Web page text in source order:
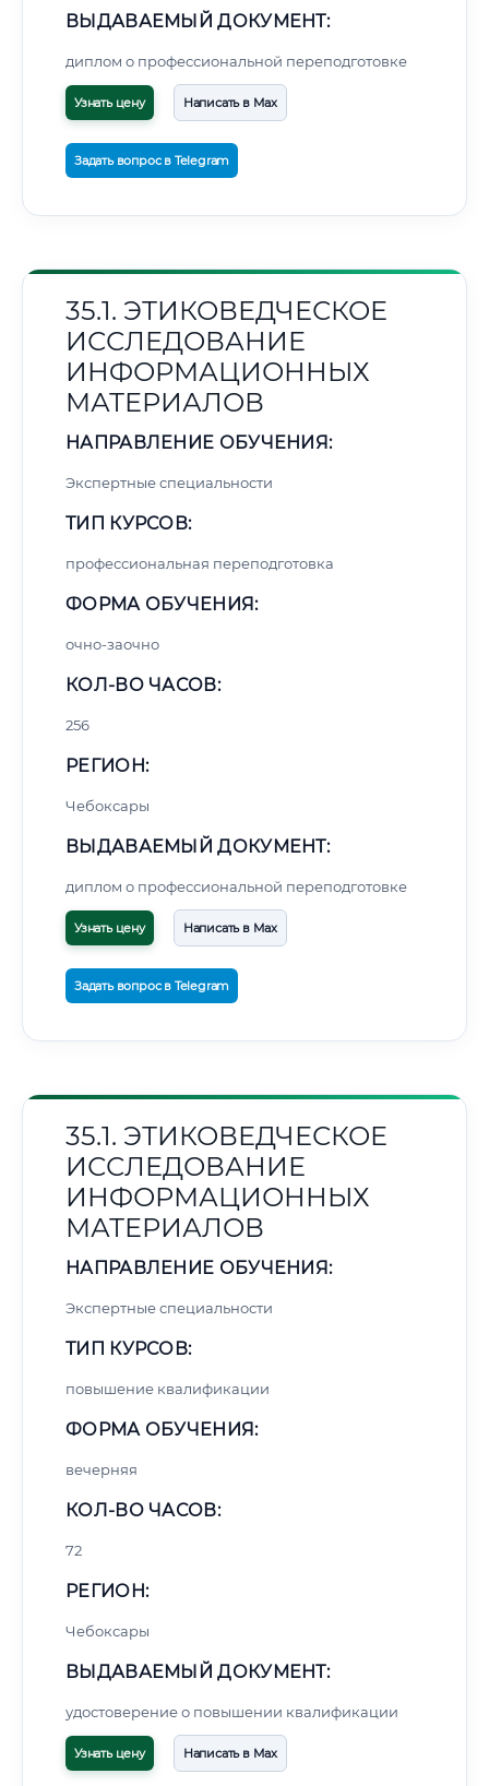
ВЫДАВАЕМЫЙ ДОКУМЕНТ:
диплом о профессиональной переподготовке
Узнать цену Написать в Max
Задать вопрос в Telegram
35.1. ЭТИКОВЕДЧЕСКОЕ
ИССЛЕДОВАНИЕ
ИНФОРМАЦИОННЫХ
МАТЕРИАЛОВ
НАПРАВЛЕНИЕ ОБУЧЕНИЯ:
Экспертные специальности
ТИП КУРСОВ:
профессиональная переподготовка
ФОРМА ОБУЧЕНИЯ:
очно-заочно
КОЛ-ВО ЧАСОВ:
256
РЕГИОН:
Чебоксары
ВЫДАВАЕМЫЙ ДОКУМЕНТ:
диплом о профессиональной переподготовке
Узнать цену Написать в Max
Задать вопрос в Telegram
35.1. ЭТИКОВЕДЧЕСКОЕ
ИССЛЕДОВАНИЕ
ИНФОРМАЦИОННЫХ
МАТЕРИАЛОВ
НАПРАВЛЕНИЕ ОБУЧЕНИЯ:
Экспертные специальности
ТИП КУРСОВ:
повышение квалификации
ФОРМА ОБУЧЕНИЯ:
вечерняя
КОЛ-ВО ЧАСОВ:
72
РЕГИОН:
Чебоксары
ВЫДАВАЕМЫЙ ДОКУМЕНТ:
удостоверение о повышении квалификации
Узнать цену Написать в Max